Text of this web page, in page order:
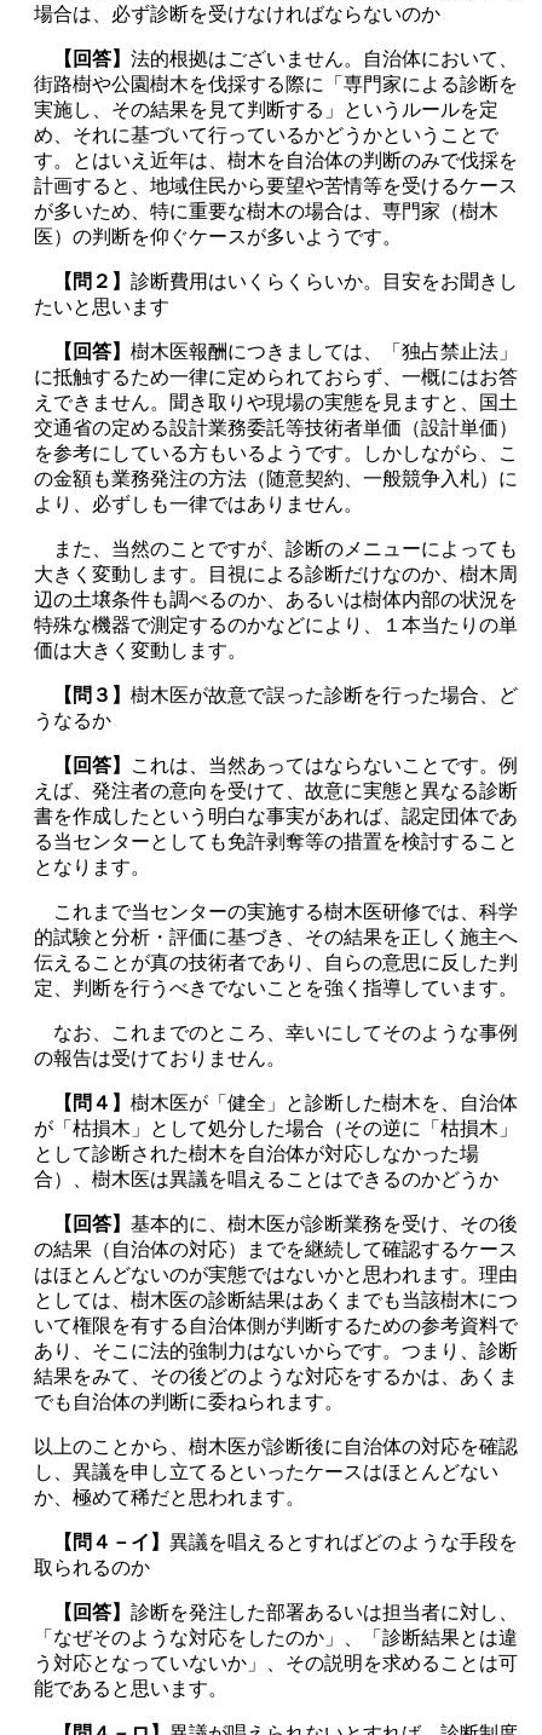
場合は、必ず診断を受けなければならないのか
【回答】 法的根拠はございません。自治体において、
街路樹や公園樹木を伐採する際に「専門家による診断を
実施し、その結果を見て判断する」というルールを定
め、それに基づいて行っているかどうかということで
す。とはいえ近年は、樹木を自治体の判断のみで伐採を
計画すると、地域住民から要望や苦情等を受けるケース
が多いため、特に重要な樹木の場合は、専門家（樹木
医）の判断を仰ぐケースが多いようです。
【問２】 診断費用はいくらくらいか。目安をお聞きし
たいと思います
【回答】 樹木医報酬につきましては、「独占禁止法」
に抵触するため一律に定められておらず、一概にはお答
えできません。聞き取りや現場の実態を見ますと、国土
交通省の定める設計業務委託等技術者単価（設計単価）
を参考にしている方もいるようです。しかしながら、こ
の金額も業務発注の方法（随意契約、一般競争入札）に
より、必ずしも一律ではありません。
また、当然のことですが、診断のメニューによっても
大きく変動します。目視による診断だけなのか、樹木周
辺の土壌条件も調べるのか、あるいは樹体内部の状況を
特殊な機器で測定するのかなどにより、１本当たりの単
価は大きく変動します。
【問３】 樹木医が故意で誤った診断を行った場合、ど
うなるか
【回答】
これは、当然あってはならないことです。例
えば、発注者の意向を受けて、故意に実態と異なる診断
書を作成したという明白な事実があれば、認定団体であ
る当センターとしても免許剥奪等の措置を検討すること
となります。
これまで当センターの実施する樹木医研修では、科学
的試験と分析・評価に基づき、その結果を正しく施主へ
伝えることが真の技術者であり、自らの意思に反した判
定、判断を行うべきでないことを強く指導しています。
なお、これまでのところ、幸いにしてそのような事例
の報告は受けておりません。
【問４】 樹木医が「健全」と診断した樹木を、自治体
が「枯損木」として処分した場合（その逆に「枯損木」
として診断された樹木を自治体が対応しなかった場
合）、樹木医は異議を唱えることはできるのかどうか
【回答】 基本的に、樹木医が診断業務を受け、その後
の結果（自治体の対応）までを継続して確認するケース
はほとんどないのが実態ではないかと思われます。理由
としては、樹木医の診断結果はあくまでも当該樹木につ
いて権限を有する自治体側が判断するための参考資料で
あり、そこに法的強制力はないからです。つまり、診断
結果をみて、その後どのような対応をするかは、あくま
でも自治体の判断に委ねられます。
以上のことから、樹木医が診断後に自治体の対応を確認
し、異議を申し立てるといったケースはほとんどない
か、極めて稀だと思われます。
【問４－イ】 異議を唱えるとすればどのような手段を
取られるのか
【回答】 診断を発注した部署あるいは担当者に対し、
「なぜそのような対応をしたのか」、「診断結果とは違
う対応となっていないか」、その説明を求めることは可
能であると思います。